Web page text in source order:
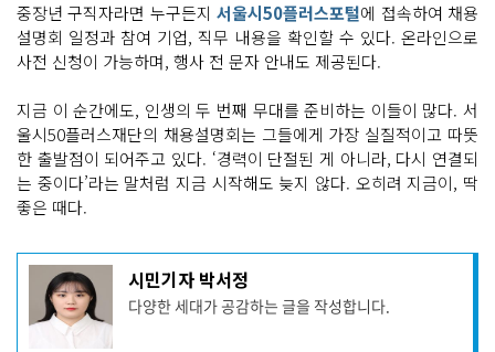
중장년 구직자라면 누구든지서울시50플러스포털에 접속하여 채용
설명회 일정과 참여 기업, 직무 내용을 확인할 수 있다. 온라인으로
사전 신청이 가능하며, 행사 전 문자 안내도 제공된다.
지금 이 순간에도, 인생의 두 번째 무대를 준비하는 이들이 많다. 서
울시50플러스재단의 채용설명회는 그들에게 가장 실질적이고 따뜻
한 출발점이 되어주고 있다. ‘경력이 단절된 게 아니라, 다시 연결되
는 중이다’라는 말처럼 지금 시작해도 늦지 않다. 오히려 지금이, 딱
좋은 때다.
기
작
성
시민기자 박서정
다양한 세대가 공감하는 글을 작성합니다.